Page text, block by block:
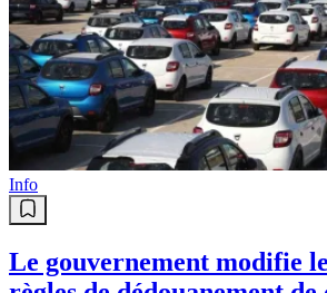
Info
Le gouvernement modifie